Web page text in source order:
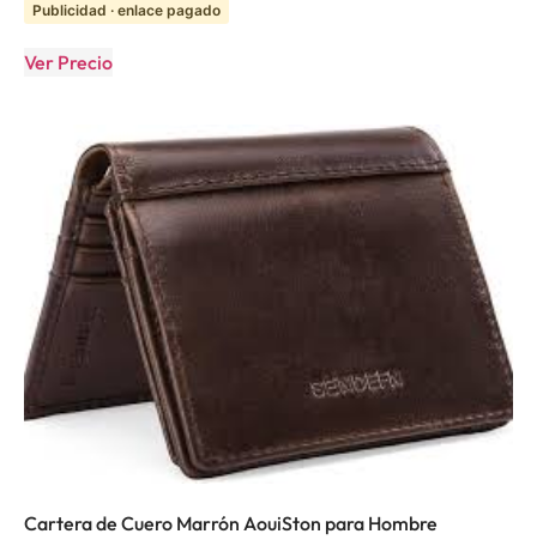
Publicidad · enlace pagado
Ver Precio
Cartera de Cuero Marrón AouiSton para Hombre